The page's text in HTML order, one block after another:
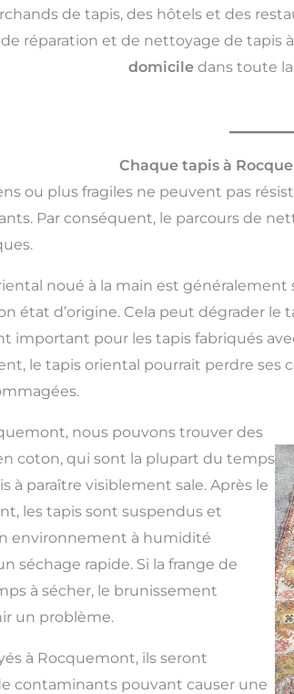
de tapis, des hôtels et des
de réparation et de nettoyage de tapis
domiciledans toute la
Chaque tapis à
ou plus fragiles ne peuvent pas
Par conséquent, le parcours de
noué à la main est
état d’origine. Cela peut dégrader le
important pour les tapis fabriqués
le tapis oriental pourrait perdre ses
nous pouvons trouver des
coton, qui sont la plupart du temps
à paraître visiblement sale. Après le
les tapis sont suspendus et
environnement à humidité
séchage rapide. Si la frange de
à sécher, le brunissement
un problème.
à Rocquemont, ils seront
contaminants pouvant causer une